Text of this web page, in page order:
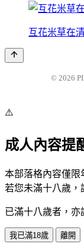
互花米草在
© 2026
⚠️
成人內容提
本部落格內容僅限
若您未滿十八歲，
已滿十八歲者，亦
我已滿18歲 離開